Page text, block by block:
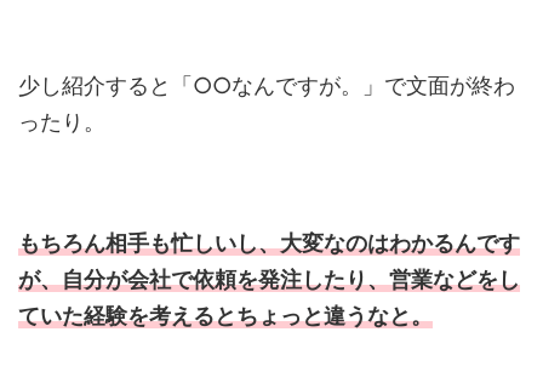
少し紹介すると「○○なんですが。」で文面が終わ
ったり。
もちろん相手も忙しいし、大変なのはわかるんです
が、自分が会社で依頼を発注したり、営業などをし
ていた経験を考えるとちょっと違うなと。